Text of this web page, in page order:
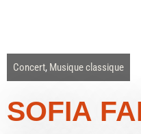
Concert, Musique classique
SOFIA